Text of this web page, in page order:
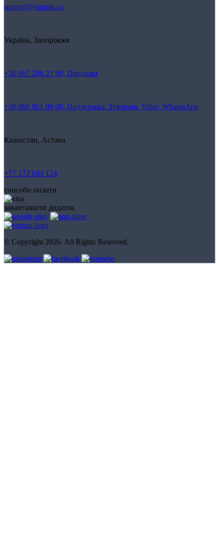
support@eqman.co
Україна, Запоріжжя
+38 067 200 21 90, Продажи
+38 066 961 90 08, Поддержка. Telegram, Viber, WhatsaApp
Казахстан, Астана
+77 172 643 124
способи оплати
завантажити додаток
© Copyright 2026. All Rights Reserved.